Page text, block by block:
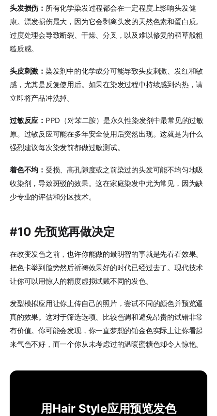
头发损伤： 所有化学染发过程都会在一定程度上影响头发健
康。漂发损伤最大，因为它会剥离头发的天然色素和蛋白质。
过度处理会导致断裂、干燥、分叉，以及难以修复的稻草般粗
糙质感。
头皮刺激： 染发剂中的化学成分可能导致头皮刺激、发红和敏
感，尤其是反复使用后。如果在染发过程中持续感到灼热，请
立即将产品冲洗掉。
过敏反应： PPD（对苯二胺）是永久性染发剂中最常见的过敏
原。过敏反应可能在多年安全使用后突然出现。这就是为什么
强烈建议每次染发前都做过敏测试。
着色不均： 受损、高孔隙度或之前染过的头发可能不均匀地吸
收染剂，导致斑驳的效果。这在家庭染发中尤为常见，因为缺
少专业的评估和分区技术。
#10 先预览再做决定
在改变发色之前，也许你能做的最明智的事就是先看看效果。
把色卡举到脸旁然后祈祷效果好的时代已经过去了。现代技术
让你可以用惊人的精度虚拟试戴不同的发色。
发型模拟应用让你上传自己的照片，尝试不同的颜色并预览逼
真的效果。这对于筛选选项、比较色调和避免昂贵的试错非常
有价值。你可能会发现，你一直梦想的铂金色实际上让你看起
来气色不好，而一个你从未考虑过的温暖蜜糖色却令人惊艳。
用Hair Style应用预览发色